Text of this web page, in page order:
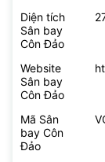
Diện tích
Sân bay
Côn Đảo
Website
Sân bay
Côn Đảo
Mã Sân
bay Côn
Đảo